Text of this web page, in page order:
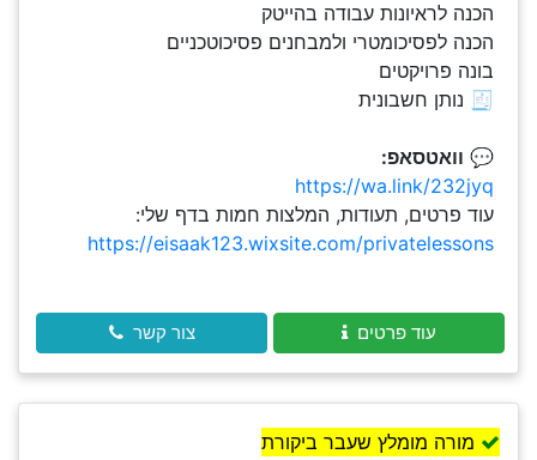
הכנה לראיונות עבודה בהייטק
הכנה לפסיכומטרי ולמבחנים פסיכוטכניים
בונה פרויקטים
🧾 נותן חשבונית
💬 וואטסאפ:
https://wa.link/232jyq
עוד פרטים, תעודות, המלצות חמות בדף שלי:
https://eisaak123.wixsite.com/privatelessons
עוד פרטים צור קשר
מורה מומלץ שעבר ביקורת